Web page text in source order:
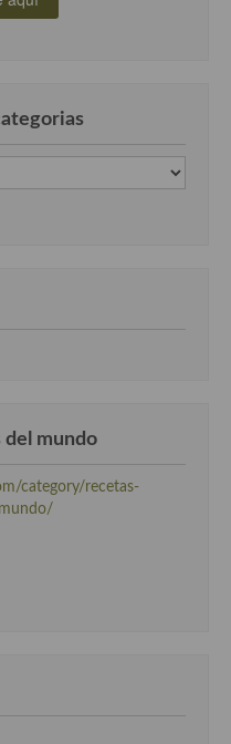
del mundo
category/recetas-